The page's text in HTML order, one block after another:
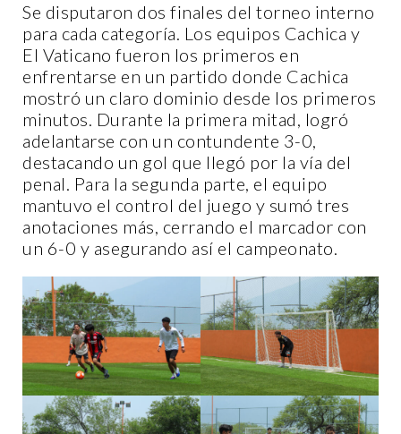
Se disputaron dos finales del torneo interno
para cada categoría. Los equipos Cachica y
El Vaticano fueron los primeros en
enfrentarse en un partido donde Cachica
mostró un claro dominio desde los primeros
minutos. Durante la primera mitad, logró
adelantarse con un contundente 3-0,
destacando un gol que llegó por la vía del
penal. Para la segunda parte, el equipo
mantuvo el control del juego y sumó tres
anotaciones más, cerrando el marcador con
un 6-0 y asegurando así el campeonato.